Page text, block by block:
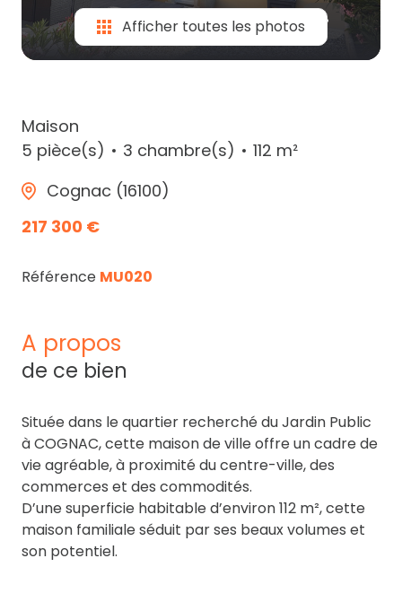
Afficher toutes les photos
Maison
5 pièce(s)
3 chambre(s)
112 m²
Cognac (16100)
217 300 €
Référence MU020
a propos
de ce bien
Située dans le quartier recherché du Jardin Public
à COGNAC, cette maison de ville offre un cadre de
vie agréable, à proximité du centre-ville, des
commerces et des commodités.
D’une superficie habitable d’environ 112 m², cette
maison familiale séduit par ses beaux volumes et
son potentiel.